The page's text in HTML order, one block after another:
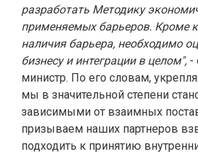
разработать Методику
применяемых барьеров. Кроме
наличия барьера, необходимо
бизнесу и интеграции в целом", -
министр. По его словам,
мы в значительной степени
зависимыми от взаимных
призываем наших партнеров
подходить к принятию